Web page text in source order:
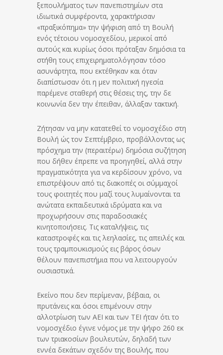
ξεπουλήματος των πανεπιστημίων στα
ιδιωτικά συμφέροντα, χαρακτήρισαν
«πραξικόπημα» την ψήφιση από τη Βουλή
ενός τέτοιου νομοσχεδίου, μερικοί από
αυτούς και κυρίως όσοι πρόταξαν δημόσια τα
στήθη τους επιχειρηματολόγησαν τόσο
ασυνάρτητα, που εκτέθηκαν και όταν
διαπίστωσαν ότι η μεν πολιτική ηγεσία
παρέμενε σταθερή στις θέσεις της, την δε
κοινωνία δεν την έπειθαν, άλλαξαν τακτική.
Ζήτησαν να μην κατατεθεί το νομοσχέδιο στη
Βουλή ώς τον Σεπτέμβριο, προβάλλοντας ως
πρόσχημα την (περαιτέρω) δημόσια συζήτηση
που δήθεν έπρεπε να προηγηθεί, αλλά στην
πραγματικότητα για να κερδίσουν χρόνο, να
επιστρέψουν από τις διακοπές οι σύμμαχοί
τους φοιτητές που μαζί τους λυμαίνονται τα
ανώτατα εκπαιδευτικά ιδρύματα και να
προχωρήσουν στις παραδοσιακές
κινητοποιήσεις. Τις καταλήψεις, τις
καταστροφές και τις λεηλασίες, τις απειλές και
τους τραμπουκισμούς εις βάρος όσων
θέλουν πανεπιστήμια που να λειτουργούν
ουσιαστικά.
Εκείνο που δεν περίμεναν, βέβαια, οι
πρυτάνεις και όσοι επιμένουν στην
αλλοτρίωση των ΑΕΙ και των ΤΕΙ ήταν ότι το
νομοσχέδιο έγινε νόμος με την ψήφο 260 εκ
των τριακοσίων βουλευτών, δηλαδή των
εννέα δεκάτων σχεδόν της Βουλής, που